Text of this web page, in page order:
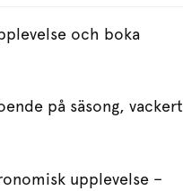
och boka
på säsong, vackert
upplevelse –